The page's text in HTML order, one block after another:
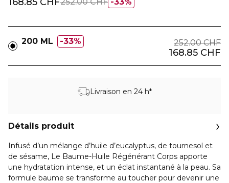
200 ML 33% 252.00 CHF
168.85 CHF
Livraison en 24 h*
Détails produit
Infusé d’un mélange d’huile d’eucalyptus, de tournesol et
de sésame, Le Baume-Huile Régénérant Corps apporte
une hydratation intense, et un éclat instantané à la peau. Sa
formule baume se transforme au toucher pour devenir une